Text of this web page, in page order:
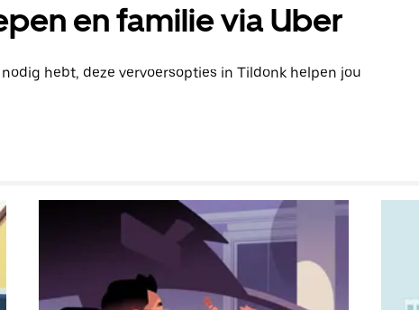
en familie via Uber
hebt, deze vervoersopties in Tildonk helpen jou